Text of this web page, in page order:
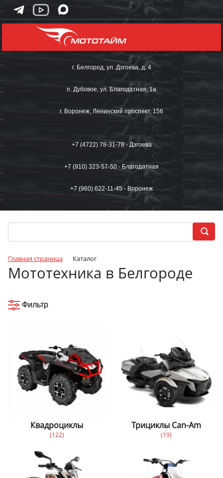
г. Белгород, ул. Дзгоева, д. 4
п. Дубовое, ул. Благодатная, 1а
г. Воронеж, Ленинский проспект, 156
+7 (4722) 78-31-78 - Дзгоева
+7 (910) 323-57-50 - Благодатная
+7 (960) 622-11-45 - Воронеж
Главная страница Каталог
Мототехника в Белгороде
Фильтр
Квадроциклы
(122)
Трициклы Can-Am
(19)